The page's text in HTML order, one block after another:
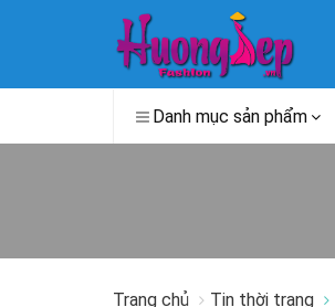
Danh mục sản phẩm
Trang chủ Tin thời trang